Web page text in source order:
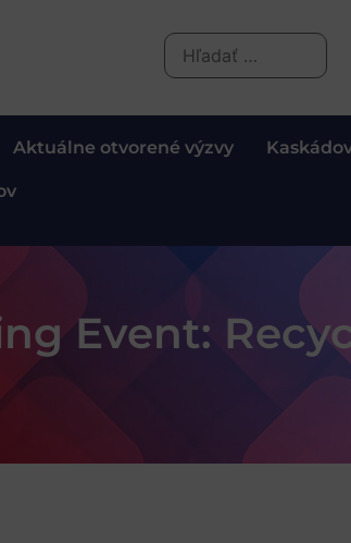
Aktuálne otvorené výzvy
Event: